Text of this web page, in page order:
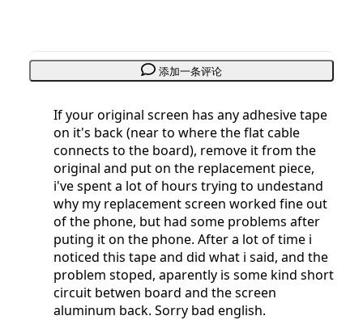
添加一条评论
If your original screen has any adhesive tape
on it's back (near to where the flat cable
connects to the board), remove it from the
original and put on the replacement piece,
i've spent a lot of hours trying to undestand
why my replacement screen worked fine out
of the phone, but had some problems after
puting it on the phone. After a lot of time i
noticed this tape and did what i said, and the
problem stoped, aparently is some kind short
circuit betwen board and the screen
aluminum back. Sorry bad english.